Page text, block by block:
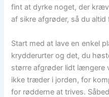
fint at dyrke noget, der
af sikre afgrøder, så du altid
Start med at lave en enkel
krydderurter og det, du
større afgrøder lidt længere
ikke træder i jorden, for
for rødderne at trives.